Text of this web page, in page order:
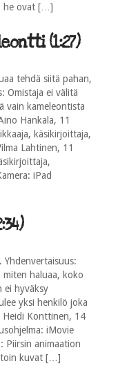
he ovat […]
(1:27)
tehdä siitä pahan,
Omistaja ei välitä
vain kameleontista
Hankala, 11
käsikirjoittaja,
Lahtinen, 11
iPad
Yhdenvertaisuus:
haluaa, koko
ei hyväksy
yksi henkilö joka
Heidi Konttinen, 14
iMovie
Piirsin animaation
kuvat […]